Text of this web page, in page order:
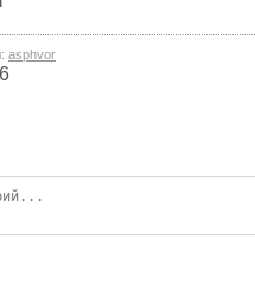
: asphvor